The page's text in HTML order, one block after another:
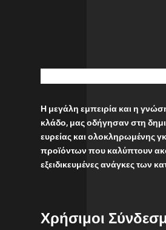
Η μεγάλη εμπειρία και η
κλάδο, μας οδήγησαν στη
ευρείας και ολοκληρωμένης
προϊόντων που καλύπτουν
εξειδικευμένες ανάγκες των
Χρήσιμοι